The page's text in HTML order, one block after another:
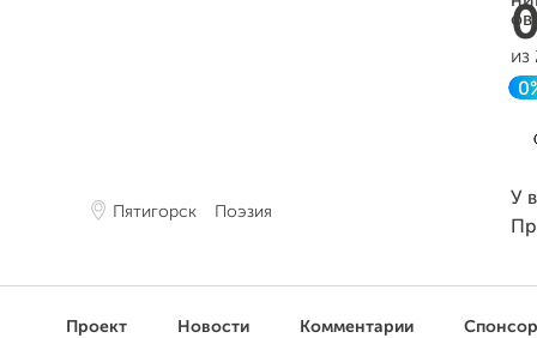
Пятигорск Поэзия
из
У
Проект Новости Комментарии